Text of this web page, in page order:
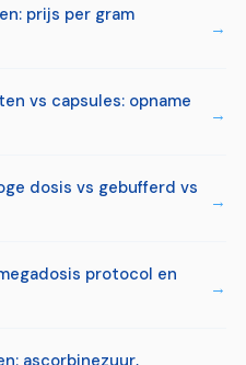
prijs per gram
vs capsules: opname
dosis vs gebufferd vs
protocol en
ascorbinezuur,